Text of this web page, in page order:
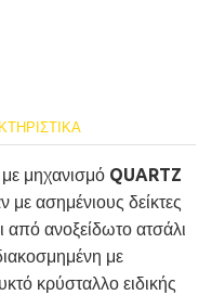
με μηχανισμό QUARTZ
με ασημένιους δείκτες
από ανοξείδωτο ατσάλι
με
κρύσταλλο ειδικής